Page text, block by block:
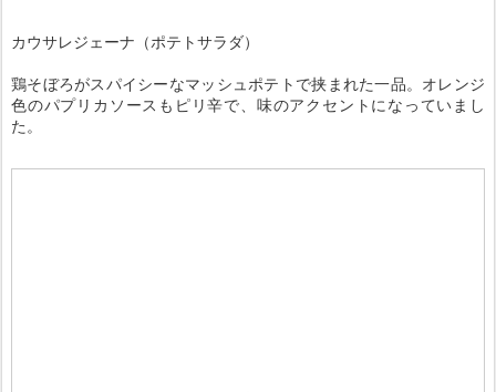
カウサレジェーナ（ポテトサラダ）
鶏そぼろがスパイシーなマッシュポテトで挟まれた一品。オレンジ
色のパプリカソースもピリ辛で、味のアクセントになっていまし
た。